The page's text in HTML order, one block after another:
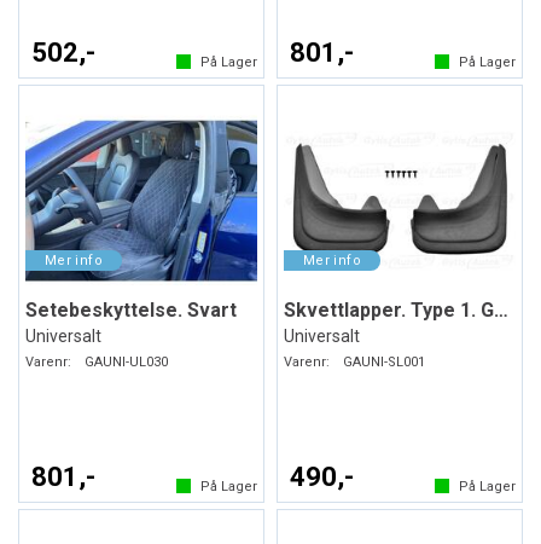
502,- På Lager 801,- På Lager
Setebeskyttelse. Svart
Universalt
Varenr: GAUNI-UL030
801,- På Lager
Skvettlapper. Type 1. Gummi
Universalt
Varenr: GAUNI-SL001
490,- På Lager